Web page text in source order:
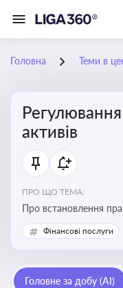
Головна Теми в
Регулювання
активів
ПРО ЩО ТЕМА:
Про встановлення
контролю за
оподаткуванням
Фінансові послуги
Головне за добу (AI)